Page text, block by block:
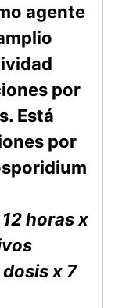
agente
por
Está
por
horas x
x 7